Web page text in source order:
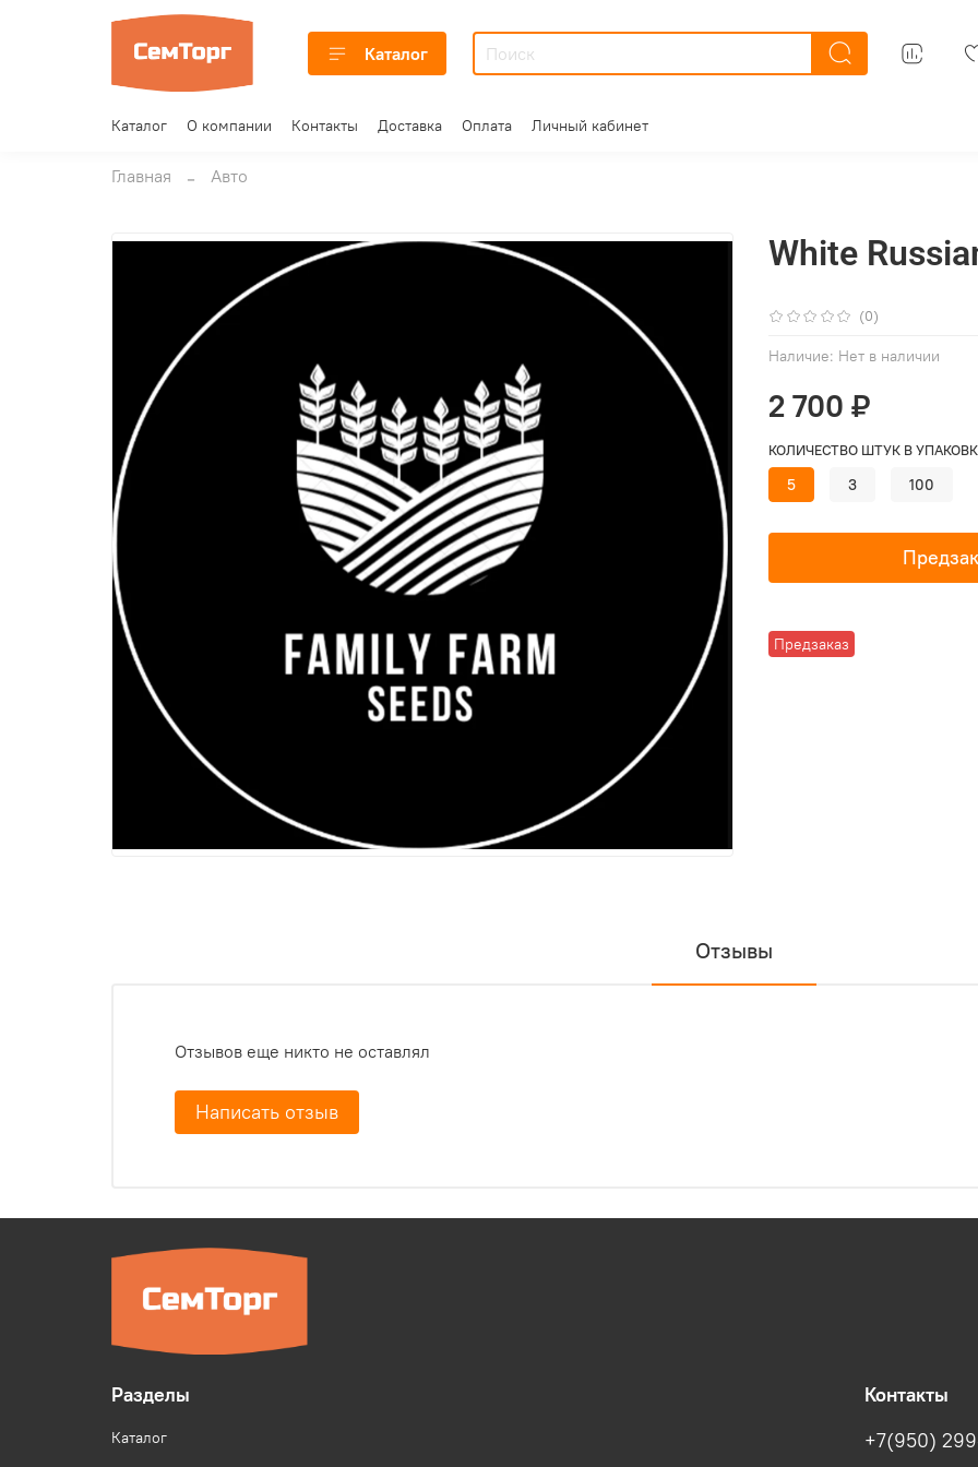
Каталог
Каталог О компании Контакты Доставка Оплата Личный кабинет
Главная Авто
(0)
Наличие: Нет в наличии
Предзаказ
White
2 700 ₽
КОЛИЧЕСТВО ШТУК В
5 3 100
Отзывы
Отзывов еще никто не оставлял
Написать отзыв
Разделы
Каталог
Контакты
+7(950)